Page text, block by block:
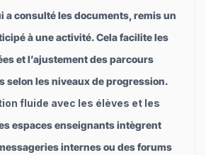
a consulté les documents, remis un
à une activité. Cela facilite les
et l’ajustement des parcours
selon les niveaux de progression.
fluide avec les élèves et les
espaces enseignants intègrent
internes ou des forums